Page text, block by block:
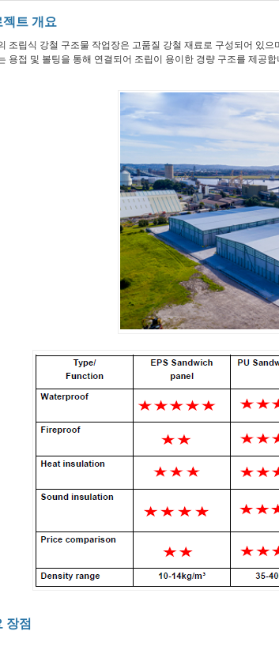
젝트 개요
조립식 강철 구조물 작업장은 고품질 강철 재료로 구성되어 있
용접 및 볼팅을 통해 연결되어 조립이 용이한 경량 구조를 제공
장점